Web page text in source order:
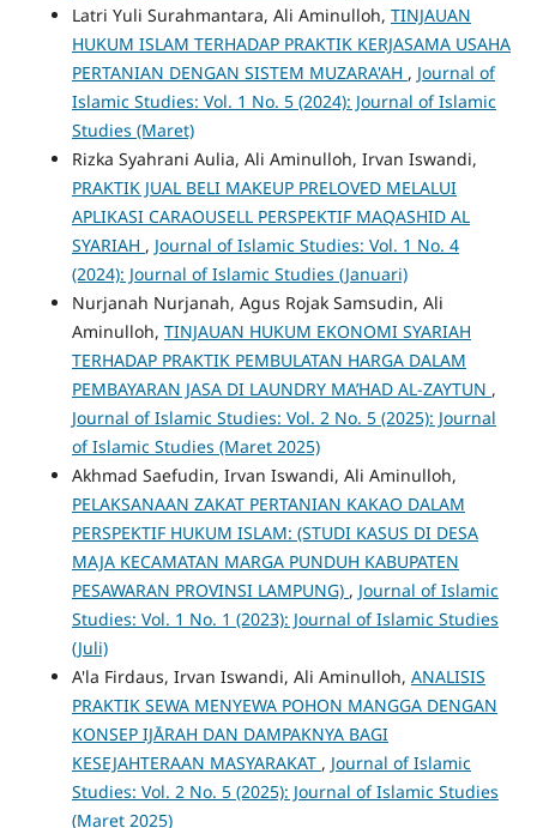
Latri Yuli Surahmantara, Ali Aminulloh, TINJAUAN
HUKUM ISLAM TERHADAP PRAKTIK KERJASAMA USAHA
PERTANIAN DENGAN SISTEM MUZARA'AH , Journal of
Islamic Studies: Vol. 1 No. 5 (2024): Journal of Islamic
Studies (Maret)
Rizka Syahrani Aulia, Ali Aminulloh, Irvan Iswandi,
PRAKTIK JUAL BELI MAKEUP PRELOVED MELALUI
APLIKASI CARAOUSELL PERSPEKTIF MAQASHID AL
SYARIAH , Journal of Islamic Studies: Vol. 1 No. 4
(2024): Journal of Islamic Studies (Januari)
Nurjanah Nurjanah, Agus Rojak Samsudin, Ali
Aminulloh, TINJAUAN HUKUM EKONOMI SYARIAH
TERHADAP PRAKTIK PEMBULATAN HARGA DALAM
PEMBAYARAN JASA DI LAUNDRY MA’HAD AL-ZAYTUN ,
Journal of Islamic Studies: Vol. 2 No. 5 (2025): Journal
of Islamic Studies (Maret 2025)
Akhmad Saefudin, Irvan Iswandi, Ali Aminulloh,
PELAKSANAAN ZAKAT PERTANIAN KAKAO DALAM
PERSPEKTIF HUKUM ISLAM: (STUDI KASUS DI DESA
MAJA KECAMATAN MARGA PUNDUH KABUPATEN
PESAWARAN PROVINSI LAMPUNG) , Journal of Islamic
Studies: Vol. 1 No. 1 (2023): Journal of Islamic Studies
(Juli)
A'la Firdaus, Irvan Iswandi, Ali Aminulloh, ANALISIS
PRAKTIK SEWA MENYEWA POHON MANGGA DENGAN
KONSEP IJĀRAH DAN DAMPAKNYA BAGI
KESEJAHTERAAN MASYARAKAT , Journal of Islamic
Studies: Vol. 2 No. 5 (2025): Journal of Islamic Studies
(Maret 2025)